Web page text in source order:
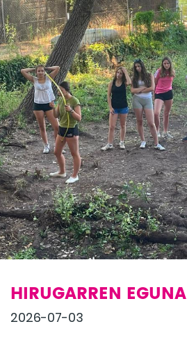
HIRUGARREN EGUNA
2026-07-03